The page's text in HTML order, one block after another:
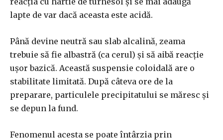
lapte de var dacă aceasta este acidă.
Până devine neutră sau slab alcalină, zeama
trebuie să fie albastră (ca cerul) şi să aibă reacţie
uşor bazică. Această suspensie coloidală are o
stabilitate limitată. După câteva ore de la
preparare, particulele precipitatului se măresc şi
se depun la fund.
Fenomenul acesta se poate întârzia prin